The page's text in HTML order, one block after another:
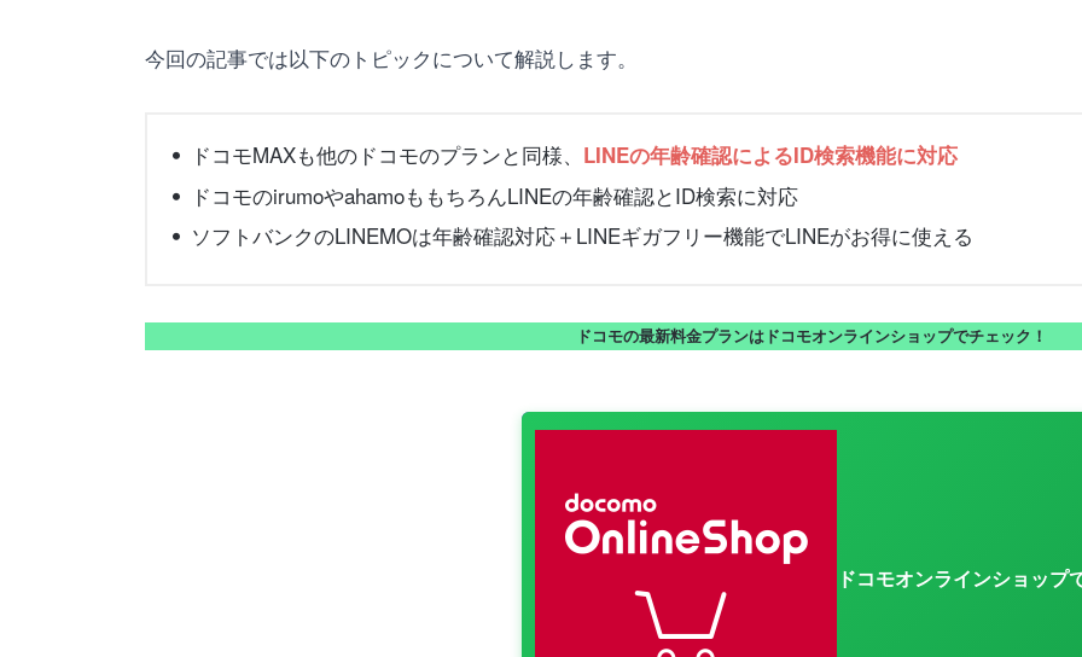
今回の記事では以下のトピックについて解説します。
ドコモMAXも他のドコモのプランと同様、 LINEの年齢確認によるID検索機能に対応
ドコモのirumoやahamoももちろんLINEの年齢確認とID検索に対応
ソフトバンクのLINEMOは年齢確認対応＋LINEギガフリー機能でLINEがお得に使える
ドコモの最新料金プランはドコモオンラインショップでチェック！
ドコモオンラインショップ